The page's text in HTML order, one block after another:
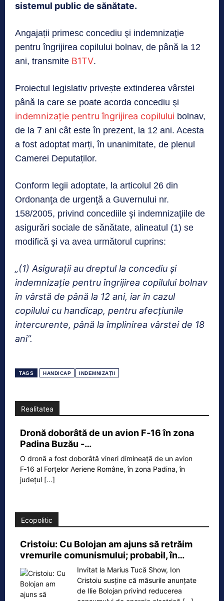
sistemul public de sănătate.
Angajații primesc concediu şi indemnizaţie
pentru îngrijirea copilului bolnav, de până la 12
ani, transmite B1TV.
Proiectul legislativ privește extinderea vârstei
până la care se poate acorda concediu şi
indemnizaţie pentru îngrijirea copilului bolnav,
de la 7 ani cât este în prezent, la 12 ani. Acesta
a fost adoptat marți, în unanimitate, de plenul
Camerei Deputaților.
Conform legii adoptate, la articolul 26 din
Ordonanţa de urgenţă a Guvernului nr.
158/2005, privind concediile şi indemnizaţiile de
asigurări sociale de sănătate, alineatul (1) se
modifică şi va avea următorul cuprins:
„(1) Asiguraţii au dreptul la concediu şi
indemnizaţie pentru îngrijirea copilului bolnav
în vârstă de până la 12 ani, iar în cazul
copilului cu handicap, pentru afecţiunile
intercurente, până la împlinirea vârstei de 18
ani”.
TAGS HANDICAP INDEMNIZAȚII
Realitatea
Dronă doborâtă de un avion F‑16 în zona
Padina Buzău -…
O dronă a fost doborâtă vineri dimineață de un avion
F‑16 al Forțelor Aeriene Române, în zona Padina, în
județul [...]
Ecopolitic
Cristoiu: Cu Bolojan am ajuns să retrăim
vremurile comunismului; probabil, în…
Invitat la Marius Tucă Show, Ion
Cristoiu susține că măsurile anunțate
de Ilie Bolojan privind reducerea